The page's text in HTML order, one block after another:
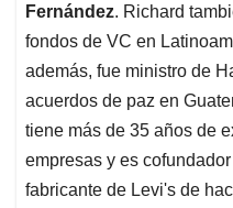
Fernández. Richard
fondos de VC en
además, fue ministro de
acuerdos de paz en
tiene más de 35 años de
empresas y es
fabricante de Levi's de